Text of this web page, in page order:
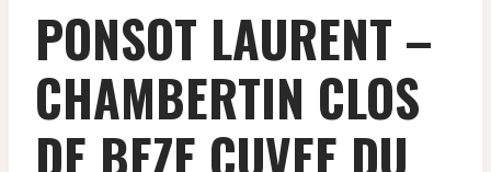
PONSOT LAURENT –
CHAMBERTIN CLOS
DE BEZE CUVEE DU